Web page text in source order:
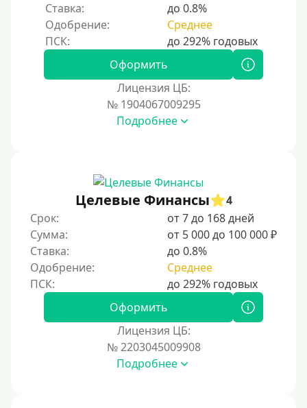
Ставка:
до 0.8%
Одобрение:
Среднее
Оформить
Лицензия ЦБ:
№ 1904067009295
Подробнее
Целевые Финансы
4
Срок:
от 7 до 168 дней
Сумма:
от 5 000 до 100 000 ₽
Ставка:
до 0.8%
Одобрение:
Среднее
Оформить
Лицензия ЦБ:
№ 2203045009908
Подробнее